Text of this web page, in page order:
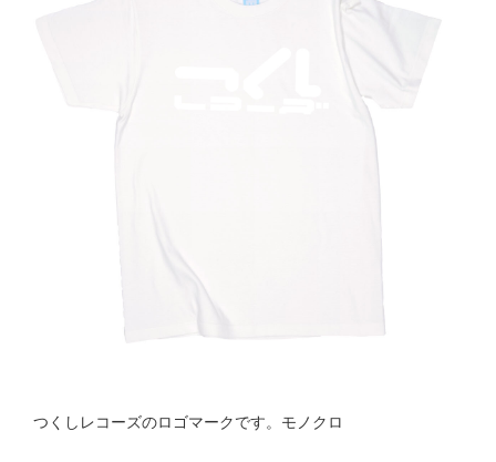
つくしレコーズのロゴマークです。モノクロ